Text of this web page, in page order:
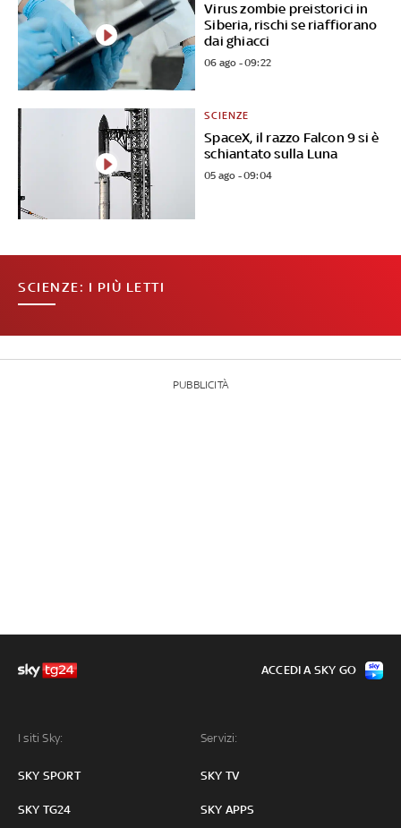
Virus zombie preistorici in
Siberia, rischi se riaffiorano
dai ghiacci
06 ago - 09:22
SpaceX, il razzo Falcon 9 si è
schiantato sulla Luna
SCIENZE
05 ago - 09:04
SCIENZE: I PIÙ LETTI
PUBBLICITÀ
I siti Sky:
SKY SPORT
SKY TG24
Servizi:
SKY TV
SKY APPS
ACCEDI A SKY GO